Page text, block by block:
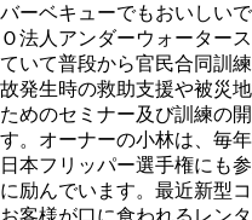
バーベキューでもおいしい
Ｏ法人アンダーウォーター
ていて普段から官民合同訓
故発生時の救助支援や被災
ためのセミナー及び訓練の
す。オーナーの小林は、毎
日本フリッパー選手権にも
に励んでいます。最近新型
お客様が口に食われるレン